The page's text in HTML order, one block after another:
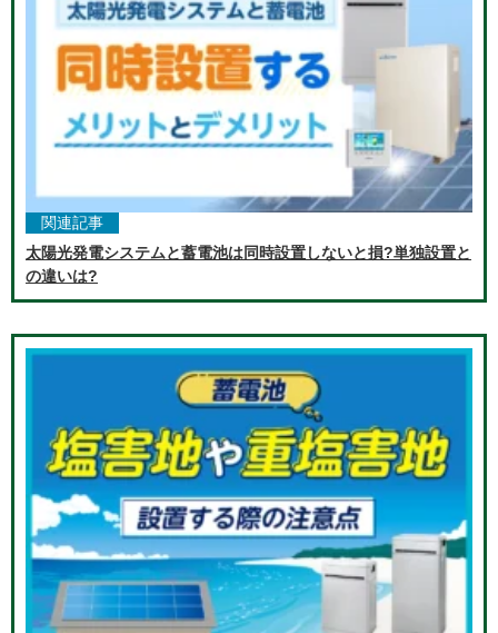
関連記事
太陽光発電システムと蓄電池は同時設置しないと損?単独設置と
の違いは?